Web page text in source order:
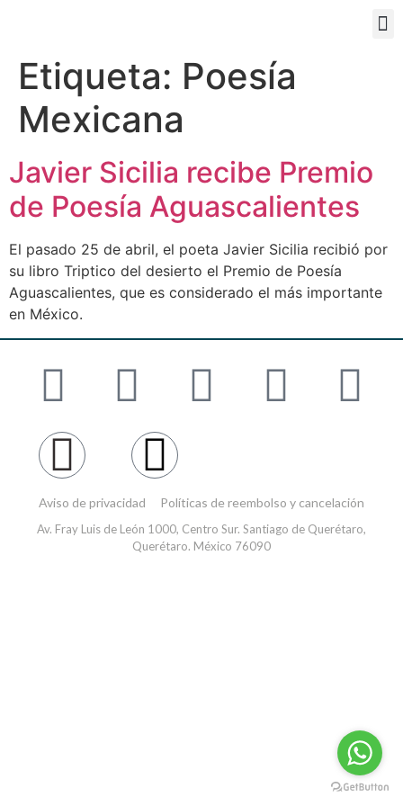
Etiqueta: Poesía
Mexicana
Javier Sicilia recibe Premio
de Poesía Aguascalientes
El pasado 25 de abril, el poeta Javier Sicilia recibió por
su libro Triptico del desierto el Premio de Poesía
Aguascalientes, que es considerado el más importante
en México.
Aviso de privacidad Políticas de reembolso y cancelación
Av. Fray Luis de León 1000, Centro Sur. Santiago de Querétaro,
Querétaro. México 76090